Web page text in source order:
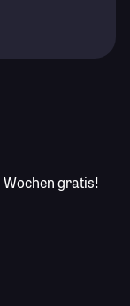
Wochen gratis!